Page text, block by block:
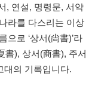
, 연설, 명령문, 서약
라를 다스리는 이상
으로 ‘상서(尙書)’라
書), 상서(商書), 주서
대의 기록입니다.